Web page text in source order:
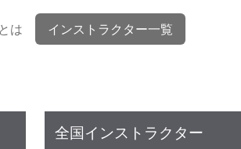
は インストラクター一覧
全国インストラクター